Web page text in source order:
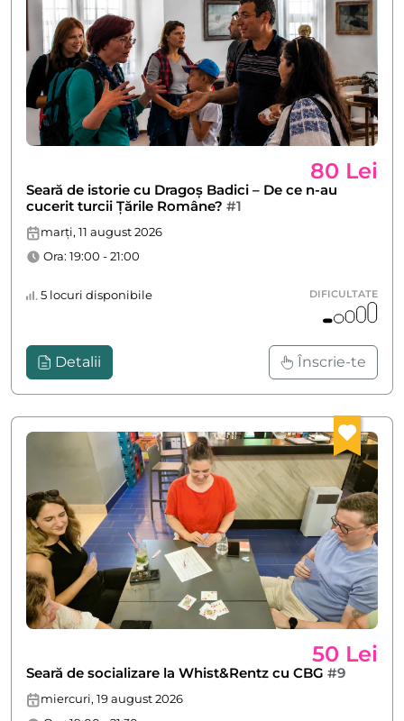
80 Lei
Seară de istorie cu Dragoș Badici – De ce n-au
cucerit turcii Țările Române? #1
marți, 11 august 2026
Ora: 19:00 - 21:00
5 locuri disponibile DIFICULTATE
Detalii Înscrie-te
50 Lei
Seară de socializare la Whist&Rentz cu CBG #9
miercuri, 19 august 2026